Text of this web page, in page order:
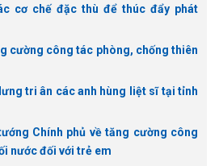
cơ chế đặc thù để thúc đẩy phát
cường công tác phòng, chống thiên
tri ân các anh hùng liệt sĩ tại tỉnh
Chính phủ về tăng cường công
nước đối với trẻ em